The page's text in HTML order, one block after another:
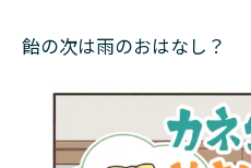
飴の次は雨のおはなし？